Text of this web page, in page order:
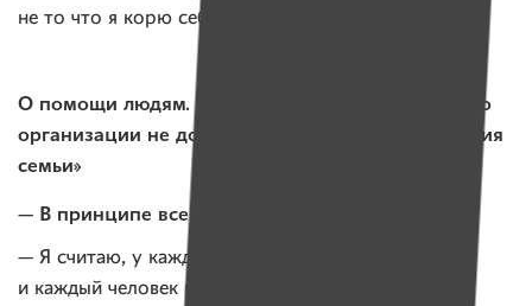
не то что я корю себя за это.
О помощи людям. «Нехватка ресурсов у какой-то
организации не должна быть причиной страдания
семьи»
— В принципе всем нужно помогать?
— Я считаю, у каждого есть право на запрос,
и каждый человек имеет право решить, хочет